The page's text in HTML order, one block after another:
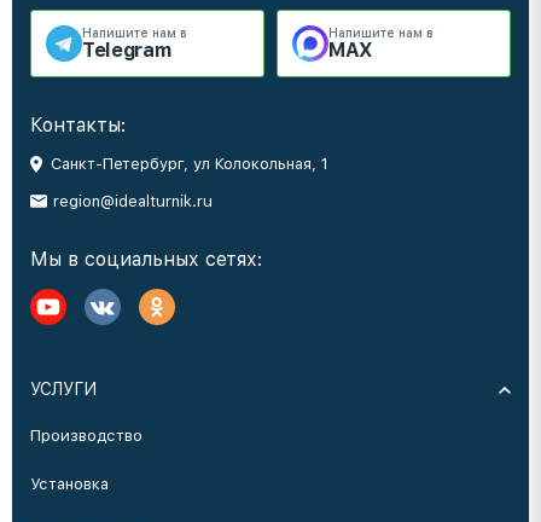
Напишите нам в
Telegram
Напишите нам в
MAX
Контакты:
Санкт-Петербург, ул Колокольная, 1
region@idealturnik.ru
Мы в социальных сетях:
УСЛУГИ
Производство
Установка